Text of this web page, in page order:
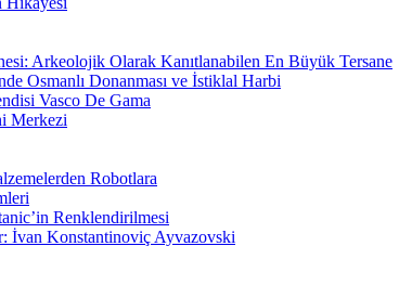
Arkeolojik Olarak Kanıtlanabilen En Büyük Tersane
Osmanlı Donanması ve İstiklal Harbi
Vasco De Gama
Merkezi
Robotlara
Renklendirilmesi
İvan Konstantinoviç Ayvazovski